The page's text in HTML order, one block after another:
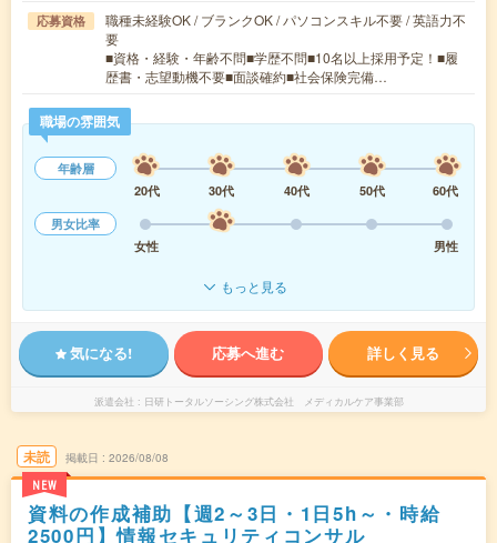
応募資格
職種未経験OK / ブランクOK / パソコンスキル不要 / 英語力不
要
■資格・経験・年齢不問■学歴不問■10名以上採用予定！■履
歴書・志望動機不要■面談確約■社会保険完備…
職場の雰囲気
年齢層
20代
30代 40代 50代
60代
男女比率
女性
男性
もっと見る
気になる! 応募へ進む 詳しく見る
派遣会社 日研トータルソーシング株式会社 メディカルケア事業部
未読
NEW
掲載日 2026/08/08
資料の作成補助【週2～3日・1日5h～・時給
2500円】情報セキュリティコンサル